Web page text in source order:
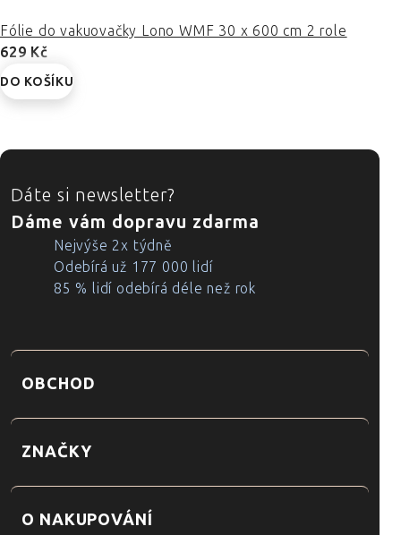
Fólie do vakuovačky Lono WMF 30 x 600 cm 2 role
629 Kč
DO KOŠÍKU
ZÁPATÍ
Dáte si newsletter?
Dáme vám dopravu zdarma
Nejvýše 2x týdně
Odebírá už 177 000 lidí
85 % lidí odebírá déle než rok
OBCHOD
ZNAČKY
O NAKUPOVÁNÍ